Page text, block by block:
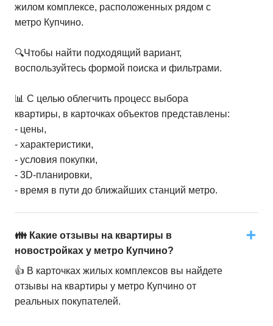
жилом комплексе, расположенных рядом с
метро Купчино.
🔍Чтобы найти подходящий вариант,
воспользуйтесь формой поиска и фильтрами.
📊 С целью облегчить процесс выбора
квартиры, в карточках объектов представлены:
- цены,
- характеристики,
- условия покупки,
- 3D-планировки,
- время в пути до ближайших станций метро.
👪 Какие отзывы на квартиры в
новостройках у метро Купчино?
👍 В карточках жилых комплексов вы найдете
отзывы на квартиры у метро Купчино от
реальных покупателей.